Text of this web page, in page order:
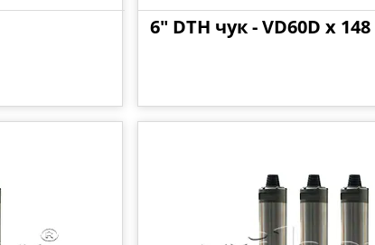
6" DTH чук - VD60D x 148